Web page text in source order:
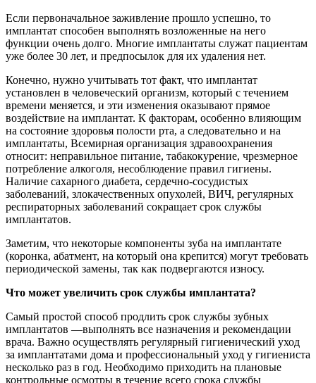
Если первоначальное заживление прошло успешно, то
имплантат способен выполнять возложенные на него
функции очень долго. Многие имплантаты служат пациентам
уже более 30 лет, и предпосылок для их удаления нет.
Конечно, нужно учитывать тот факт, что имплантат
установлен в человеческий организм, который с течением
времени меняется, и эти изменения оказывают прямое
воздействие на имплантат. К факторам, особенно влияющим
на состояние здоровья полости рта, а следовательно и на
имплантаты, Всемирная организация здравоохранения
относит: неправильное питание, табакокурение, чрезмерное
потребление алкоголя, несоблюдение правил гигиены.
Наличие сахарного диабета, сердечно-сосудистых
заболеваний, злокачественных опухолей, ВИЧ, регулярных
респираторных заболеваний сокращает срок службы
имплантатов.
Заметим, что некоторые компоненты зуба на имплантате
(коронка, абатмент, на который она крепится) могут требовать
периодической замены, так как подвергаются износу.
Что может увеличить срок службы имплантата?
Самый простой способ продлить срок службы зубных
имплантатов —выполнять все назначения и рекомендации
врача. Важно осуществлять регулярный гигиенический уход
за имплантатами дома и профессиональный уход у гигиениста
несколько раз в год. Необходимо приходить на плановые
контрольные осмотры в течение всего срока службы